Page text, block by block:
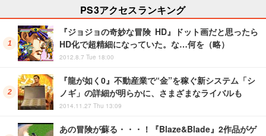
PS3アクセスランキング
『ジョジョの奇妙な冒険 HD』ドット画だと思ったら
HD化で超精細になっていた。な…何を（略）
2012.8.7 Tue 18:00
『龍が如く0』不動産業で“金”を稼ぐ新システム「シ
ノギ」の詳細が明らかに、さまざまなライバルも
2014.11.27 Thu 13:09
あの冒険が蘇る・・・！『Blaze&Blade』2作品がゲ